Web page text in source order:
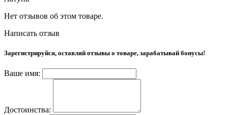
Нет отзывов об этом товаре.
Написать отзыв
Зарегистрируйся, оставляй отзывы о товаре, зарабатывай бонусы!
Ваше имя:
Достоинства: